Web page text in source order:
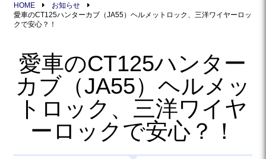
HOME
お知らせ
愛車のCT125ハンターカブ（JA55）ヘルメットロック、三洋ワイヤーロッ
クで安心？！
愛車のCT125ハンター
カブ（JA55）ヘルメッ
トロック、三洋ワイヤ
ーロックで安心？！